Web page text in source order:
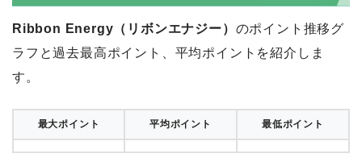
Ribbon Energy（リボンエナジー） のポイント推移グ
ラフと過去最高ポイント、平均ポイントを紹介しま
す。
最大ポイント 平均ポイント 最低ポイント